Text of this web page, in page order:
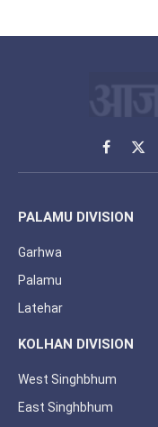
Facebook
X
PALAMU DIVISION
Garhwa
Palamu
Latehar
KOLHAN DIVISION
West Singhbhum
East Singhbhum